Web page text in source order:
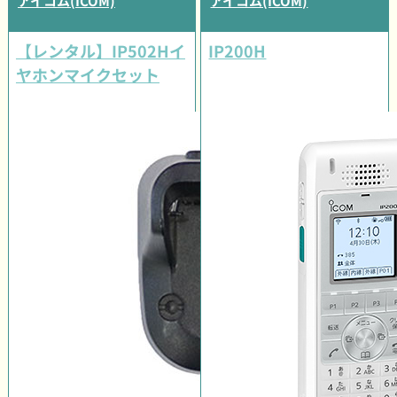
【レンタル】IP502Hイ
ヤホンマイクセット
IP200H